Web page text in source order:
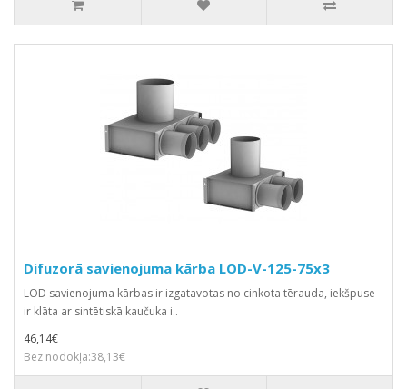
Difuzorā savienojuma kārba LOD-V-125-75x3
LOD savienojuma kārbas ir izgatavotas no cinkota tērauda, iekšpuse
ir klāta ar sintētiskā kaučuka i..
46,14€
Bez nodokļa:38,13€